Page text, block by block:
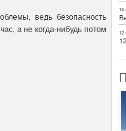
ведь безопасность
а не когда-нибудь потом
16
12